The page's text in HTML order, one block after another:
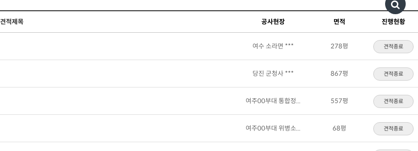
견적제목 공사현장 면적 진행현황
여수 소라면 *** 278평 견적종료
당진 군청사 *** 867평 견적종료
여주00부대 통합정... 557평 견적종료
여주00부대 위병소... 68평 견적종료